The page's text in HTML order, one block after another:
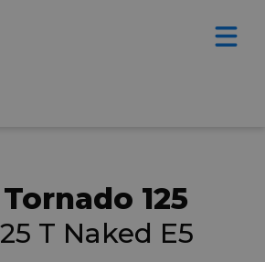
125
T Naked E5